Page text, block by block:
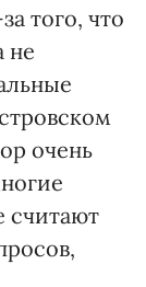
того, что
не
очень
считают